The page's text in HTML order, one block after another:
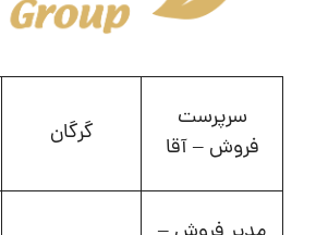
سرپرست
فروش – آقا
گرگان